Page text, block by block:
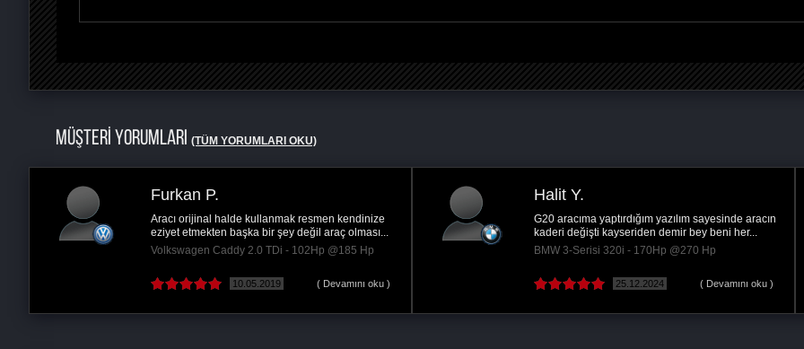
MÜŞTERİ YORUMLARI (TÜM YORUMLARI OKU)
Furkan P.
Aracı orijinal halde kullanmak resmen kendinize
eziyet etmekten başka bir şey değil araç olması...
Volkswagen Caddy 2.0 TDi - 102Hp @185 Hp
10.05.2019 ( Devamını oku )
Halit Y.
G20 aracıma yaptırdığım yazılım sayesinde aracın
kaderi değişti kayseriden demir bey beni her...
BMW 3-Serisi 320i - 170Hp @270 Hp
25.12.2024 ( Devamını oku )